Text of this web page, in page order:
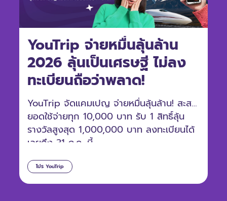
YouTrip จ่ายหมื่นลุ้นล้าน
2026 ลุ้นเป็นเศรษฐี ไม่ลง
ทะเบียนถือว่าพลาด!
โปร YouTrip
YouTrip จัดแคมเปญ จ่ายหมื่นลุ้นล้าน! สะสม
ยอดใช้จ่ายทุก 10,000 บาท รับ 1 สิทธิ์ลุ้น
รางวัลสูงสุด 1,000,000 บาท ลงทะเบียนได้
เลยถึง 31 ก.ค. นี้